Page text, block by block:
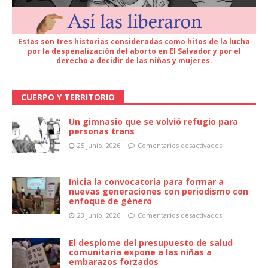
Estas son tres historias consideradas como hitos de la lucha
por la despenalización del aborto en El Salvador y por el
derecho a decidir de las niñas y mujeres.
CUERPO Y TERRITORIO
Un gimnasio que se volvió refugio para
personas trans
25 junio, 2026 Comentarios desactivados
Inicia la convocatoria para formar a
nuevas generaciones con periodismo con
enfoque de género
23 junio, 2026 Comentarios desactivados
El desplome del presupuesto de salud
comunitaria expone a las niñas a
embarazos forzados